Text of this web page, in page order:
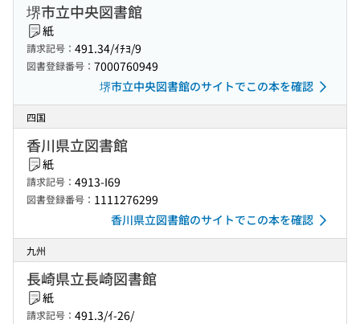
堺市立中央図書館
紙
請求記号： 491.34/ｲﾁﾖ/9
図書登録番号： 7000760949
堺市立中央図書館のサイトでこの本を確認
四国
香川県立図書館
紙
請求記号： 4913-I69
図書登録番号： 1111276299
香川県立図書館のサイトでこの本を確認
九州
長崎県立長崎図書館
紙
請求記号： 491.3/ｲ-26/